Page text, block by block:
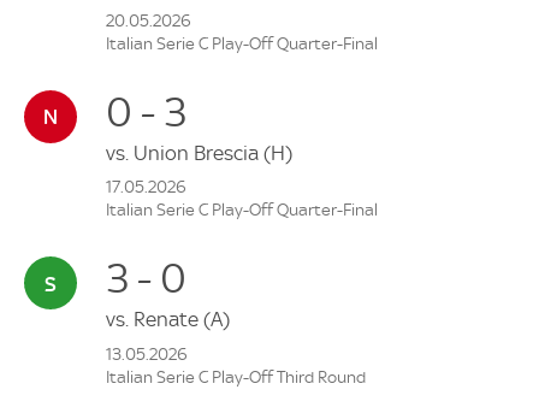
20.05.2026
Italian Serie C Play-Off Quarter-Final
0 - 3
vs. Union Brescia (H)
17.05.2026
Italian Serie C Play-Off Quarter-Final
3 - 0
vs. Renate (A)
13.05.2026
Italian Serie C Play-Off Third Round